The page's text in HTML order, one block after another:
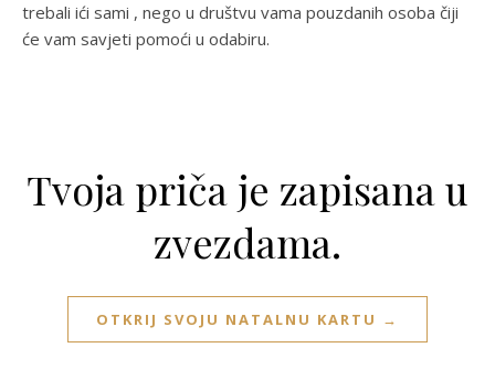
trebali ići sami , nego u društvu vama pouzdanih osoba čiji
će vam savjeti pomoći u odabiru.
Tvoja priča je zapisana u
zvezdama.
OTKRIJ SVOJU NATALNU KARTU →